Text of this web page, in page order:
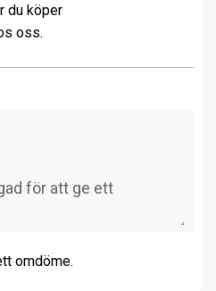
du köper
oss.
omdöme.